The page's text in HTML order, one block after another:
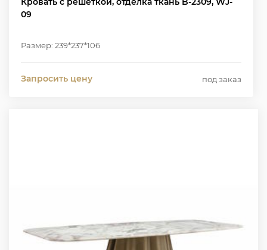
09
Размер: 239*237*106
Запросить цену под заказ